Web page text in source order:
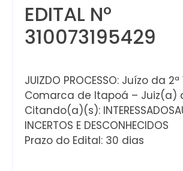
EDITAL Nº
310073195429
JUIZDO PROCESSO: Juízo da
Comarca de Itapoá – Juiz(a)
Citando(a)(s):
INCERTOS E DESCONHECIDOS
Prazo do Edital: 30 dias